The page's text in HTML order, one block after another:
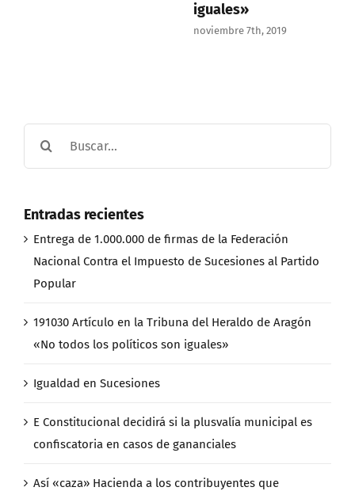
iguales»
noviembre 7th, 2019
Entradas recientes
Entrega de 1.000.000 de firmas de la Federación
Nacional Contra el Impuesto de Sucesiones al Partido
Popular
191030 Artículo en la Tribuna del Heraldo de Aragón
«No todos los políticos son iguales»
Igualdad en Sucesiones
E Constitucional decidirá si la plusvalía municipal es
confiscatoria en casos de gananciales
Así «caza» Hacienda a los contribuyentes que